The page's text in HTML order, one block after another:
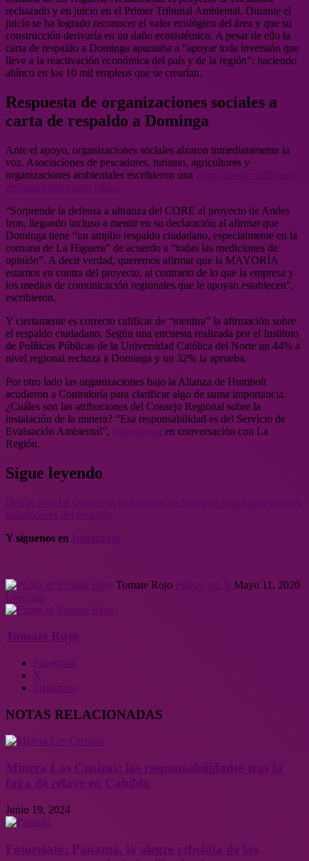
rechazado y en juicio en el Primer Tribunal Ambiental. Durante el
juicio se ha logrado reconocer el valor ecológico del área y que su
construcción derivaría en un daño ecosistémico. A pesar de ello la
carta de respaldo a Dominga apuntaba a “apoyar toda inversión que
lleve a la reactivación económica del país y de la región”; haciendo
ahínco en los 10 mil empleos que se crearían.
Respuesta de organizaciones sociales a
carta de respaldo a Dominga
Ante el apoyo, organizaciones sociales alzaron inmediatamente la
voz. Asociaciones de pescadores, turismo, agricultores y
organizaciones ambientales escribieron una
.
“Sorprende la defensa a ultranza del CORE al proyecto de Andes
Iron, llegando incluso a mentir en su declaración al afirmar que
Dominga tiene “un amplio respaldo ciudadano, especialmente en la
comuna de La Higuera” de acuerdo a “todas las mediciones de
opinión”. A decir verdad, queremos afirmar que la MAYORÍA
estamos en contra del proyecto, al contrario de lo que la empresa y
los medios de comunicación regionales que le apoyan establecen”,
escribieron.
Y ciertamente es correcto calificar de “mentira” la afirmación sobre
el respaldo ciudadano. Según una encuesta realizada por el Instituto
de Políticas Públicas de la Universidad Católica del Norte un 44% a
nivel regional rechaza a Dominga y un 32% la aprueba.
Por otro lado las organizaciones bajo la Alianza de Humbolt
acudieron a Contraloría para clarificar algo de suma importancia.
¿Cuáles son las atribuciones del Consejo Regional sobre la
instalación de la minera? “Esa responsabilidad es del Servicio de
Evaluación Ambiental”,
en conversación con La
Región.
Sigue leyendo
Y síguenos en
Tomate Rojo
Mayo 11, 2020
NOTAS RELACIONADAS
Junio 19, 2024